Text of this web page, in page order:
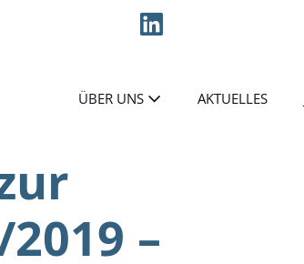
ÜBER UNS AKTUELLES
–